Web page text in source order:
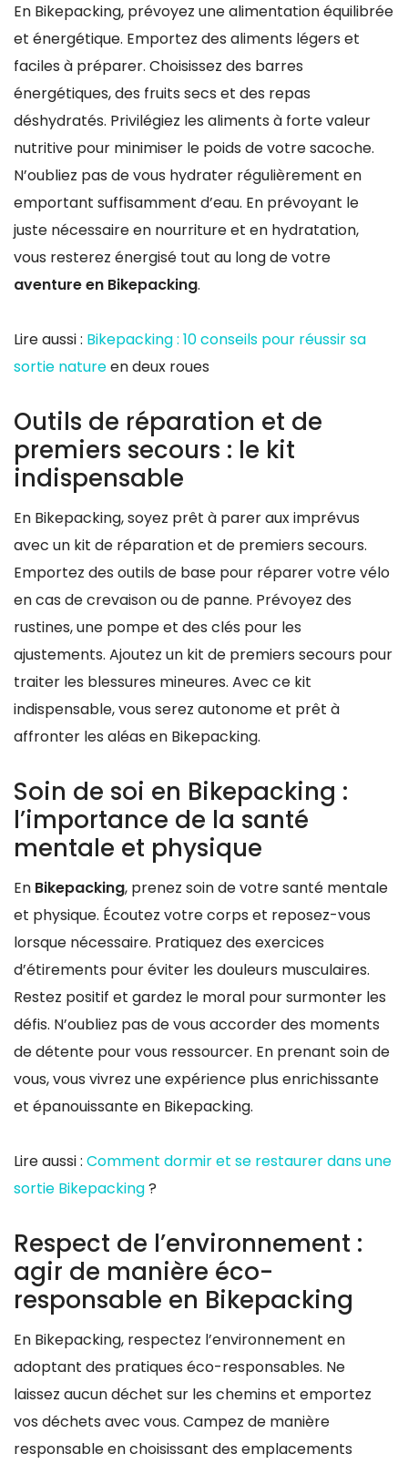
En Bikepacking, prévoyez une alimentation équilibrée
et énergétique. Emportez des aliments légers et
faciles à préparer. Choisissez des barres
énergétiques, des fruits secs et des repas
déshydratés. Privilégiez les aliments à forte valeur
nutritive pour minimiser le poids de votre sacoche.
N’oubliez pas de vous hydrater régulièrement en
emportant suffisamment d’eau. En prévoyant le
juste nécessaire en nourriture et en hydratation,
vous resterez énergisé tout au long de votre
aventure en Bikepacking.
Lire aussi : Bikepacking : 10 conseils pour réussir sa
sortie natureen deux roues
Outils de réparation et de
premiers secours : le kit
indispensable
En Bikepacking, soyez prêt à parer aux imprévus
avec un kit de réparation et de premiers secours.
Emportez des outils de base pour réparer votre vélo
en cas de crevaison ou de panne. Prévoyez des
rustines, une pompe et des clés pour les
ajustements. Ajoutez un kit de premiers secours pour
traiter les blessures mineures. Avec ce kit
indispensable, vous serez autonome et prêt à
affronter les aléas en Bikepacking.
Soin de soi en Bikepacking :
l’importance de la santé
mentale et physique
En Bikepacking, prenez soin de votre santé mentale
et physique. Écoutez votre corps et reposez-vous
lorsque nécessaire. Pratiquez des exercices
d’étirements pour éviter les douleurs musculaires.
Restez positif et gardez le moral pour surmonter les
défis. N’oubliez pas de vous accorder des moments
de détente pour vous ressourcer. En prenant soin de
vous, vous vivrez une expérience plus enrichissante
et épanouissante en Bikepacking.
Lire aussi : Comment dormir et se restaurer dans une
sortie Bikepacking?
Respect de l’environnement :
agir de manière éco-
responsable en Bikepacking
En Bikepacking, respectez l’environnement en
adoptant des pratiques éco-responsables. Ne
laissez aucun déchet sur les chemins et emportez
vos déchets avec vous. Campez de manière
responsable en choisissant des emplacements